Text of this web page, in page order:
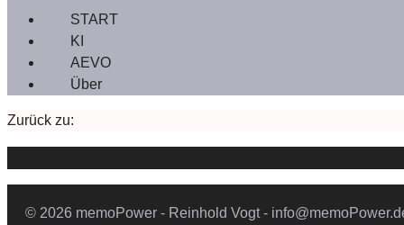
START
KI
AEVO
Über
Zurück zu:
© 2026 memoPower - Reinhold Vogt -